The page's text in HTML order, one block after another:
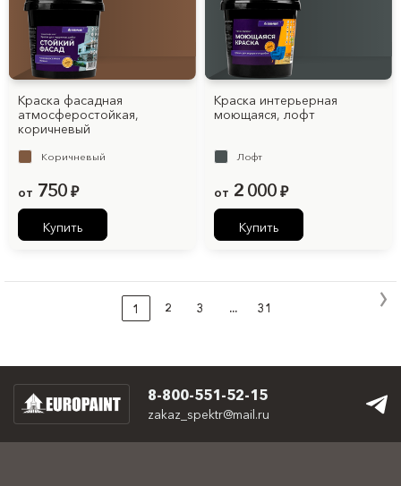
Краска фасадная
атмосферостойкая,
коричневый
Коричневый
от 750 ₽
Купить
Краска интерьерная
моющаяся, лофт
Лофт
от 2 000 ₽
Купить
1 2 3 ... 31
8-800-551-52-15
zakaz_spektr@mail.ru